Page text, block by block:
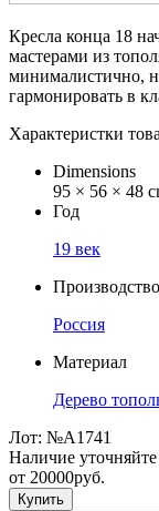
Кресла конца 18
мастерами из
минималистично,
гармонировать в
Характеристки
Dimensions
95 × 56 × 48
Год
19 век
Производство
Россия
Материал
Дерево
Лот: №A1741
Наличие уточняйте
от 20000руб.
Купить